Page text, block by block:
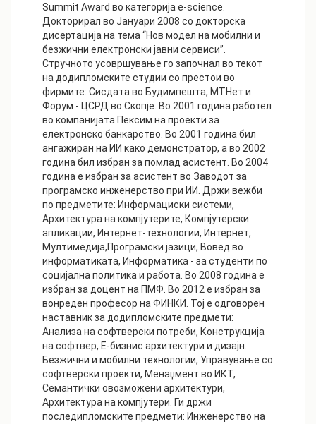
Summit Award во категорија e-science.
Докторирал во Јануари 2008 со докторска
дисертација на тема “Нов модел на мобилни и
безжични електронски јавни сервиси”.
Стручното усовршување го започнал во текот
на додипломските студии со престои во
фирмите: Сисдата во Будимпешта, МТНет и
Форум - ЦСРД во Скопје. Во 2001 година работел
во компанијата Пексим на проекти за
електронско банкарство. Во 2001 година бил
ангажиран на ИИ како демонстратор, а во 2002
година бил избран за помлад асистент. Во 2004
година е избран за асистент во Заводот за
програмско инженерство при ИИ. Држи вежби
по предметите: Информациски системи,
Архитектура на компјутерите, Компјутерски
апликации, Интернет-технологии, Интернет,
Мултимедија,Програмски јазици, Вовед во
информатиката, Информатика - за студенти по
социјална политика и работа. Во 2008 година е
избран за доцент на ПМФ. Во 2012 е избран за
вонреден професор на ФИНКИ. Тој е одговорен
наставник за додипломските предмети:
Анализа на софтверски потреби, Конструкција
на софтвер, Е-бизнис архитектури и дизајн.
Безжични и мобилни технологии, Управување со
софтверски проекти, Менаџмент во ИКТ,
Семантички овозможени архитектури,
Архитектура на компјутери. Ги држи
последипломските предмети: Инженерство на